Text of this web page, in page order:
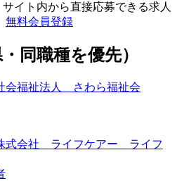
イト内から直接応募できる求人
無料会員登録
同職種を優先）
会福祉法人 さわら福祉会
式会社 ライフケアー ライフ